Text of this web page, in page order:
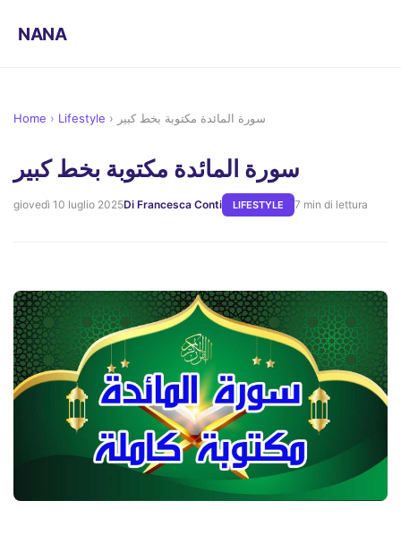
NANA
Home › Lifestyle › سورة المائدة مكتوبة بخط كبير
سورة المائدة مكتوبة بخط كبير
giovedì 10 luglio 2025Di Francesca Conti LIFESTYLE 7 min di lettura